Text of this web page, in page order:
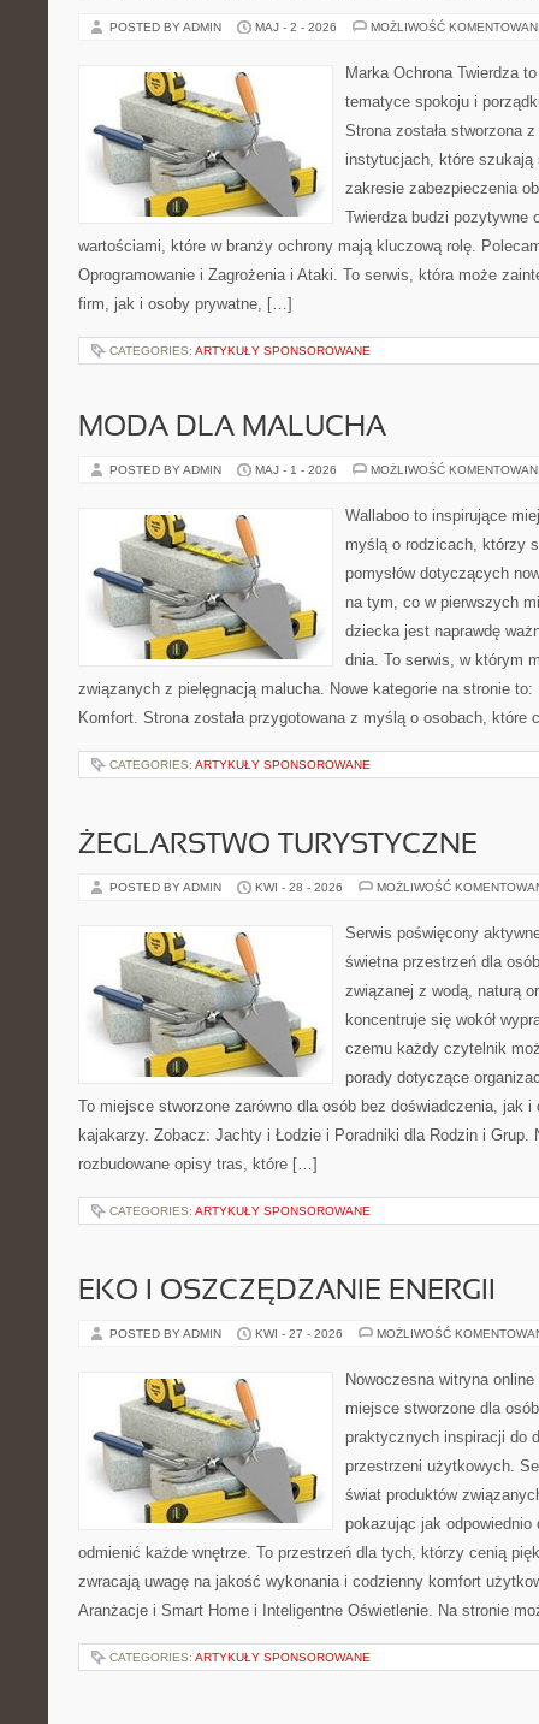
POSTED BY ADMIN MAJ - 2 - 2026 MOŻLIWOŚĆ
Marka Ochrona Twierdza
tematyce spokoju i
Strona została stworzona
instytucjach, które szukają
zakresie zabezpieczenia
Twierdza budzi pozytywne
wartościami, które w branży ochrony mają kluczową rolę.
Oprogramowanie i Zagrożenia i Ataki. To serwis, która może
firm, jak i osoby prywatne, […]
CATEGORIES: ARTYKUŁY SPONSOROWANE
MODA DLA MALUCHA
POSTED BY ADMIN MAJ - 1 - 2026 MOŻLIWOŚĆ
Wallaboo to inspirujące
myślą o rodzicach, którzy
pomysłów dotyczących
na tym, co w pierwszych
dziecka jest naprawdę
dnia. To serwis, w którym
związanych z pielęgnacją malucha. Nowe kategorie na stronie
Komfort. Strona została przygotowana z myślą o osobach,
CATEGORIES: ARTYKUŁY SPONSOROWANE
ŻEGLARSTWO TURYSTYCZNE
POSTED BY ADMIN KWI - 28 - 2026 MOŻLIWOŚĆ
Serwis poświęcony
świetna przestrzeń dla
związanej z wodą, naturą
koncentruje się wokół
czemu każdy czytelnik
porady dotyczące
To miejsce stworzone zarówno dla osób bez doświadczenia, jak i
kajakarzy. Zobacz: Jachty i Łodzie i Poradniki dla Rodzin i Grup.
rozbudowane opisy tras, które […]
CATEGORIES: ARTYKUŁY SPONSOROWANE
EKO I OSZCZĘDZANIE ENERGII
POSTED BY ADMIN KWI - 27 - 2026 MOŻLIWOŚĆ
Nowoczesna witryna
miejsce stworzone dla
praktycznych inspiracji do
przestrzeni użytkowych.
świat produktów
pokazując jak odpowiednio
odmienić każde wnętrze. To przestrzeń dla tych, którzy cenią
zwracają uwagę na jakość wykonania i codzienny komfort
Aranżacje i Smart Home i Inteligentne Oświetlenie. Na stronie
CATEGORIES: ARTYKUŁY SPONSOROWANE